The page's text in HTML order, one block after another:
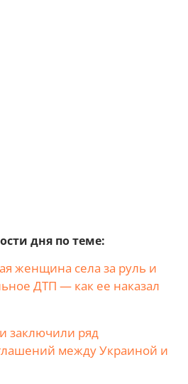
дня по теме:
женщина села за руль и
ДТП — как ее наказал
заключили ряд
между Украиной и